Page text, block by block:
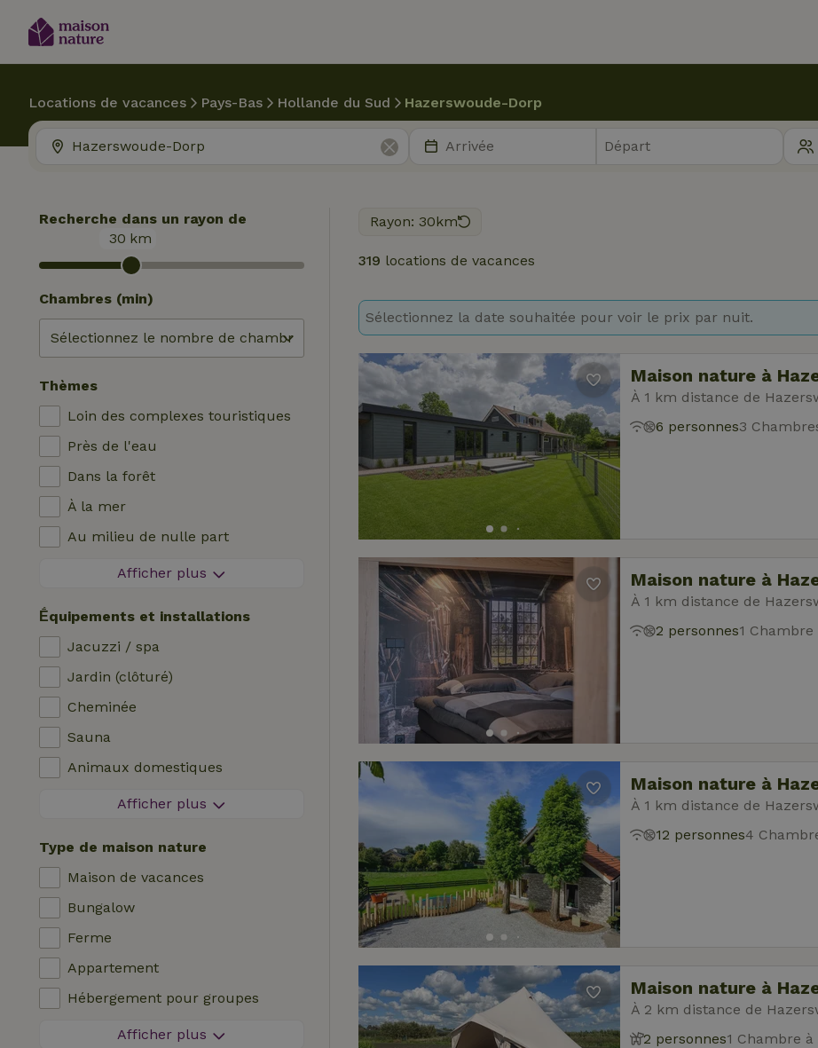
Locations de vacances Pays-Bas Hollande du Sud Hazerswoude-Dorp
Rayon: 30km
319 locations de vacances
Sélectionnez la date souhaitée pour voir le prix par nuit.
Maison nature à
À 1 km distance de
6 personnes3
Maison nature à
À 1 km distance de
2 personnes1
Maison nature à
À 1 km distance de
12 personnes4
Maison nature à
À 2 km distance de
2 personnes1 Chambre
Recherche dans un rayon de
30 km
Chambres (min)
Thèmes
Loin des complexes touristiques
Près de l'eau
Dans la forêt
À la mer
Au milieu de nulle part
Dans les champs
Dans les polders
En montagne
Maison isolée
Dans le verger
Pêche à proximité
Afficher plus
Ḗquipements et installations
Jacuzzi / spa
Jardin (clôturé)
Cheminée
Sauna
Animaux domestiques
Zone sans feux d'artifice
Réservation instantanée
Machine à laver
Lave-vaisselle
Meubles de jardin
Accès à Internet (WiFi)
Réfrigérateur avec compartiment
congélateur
Afficher plus
Type de maison nature
Maison de vacances
Bungalow
Ferme
Appartement
Hébergement pour groupes
MaisonnetteAfficher plus